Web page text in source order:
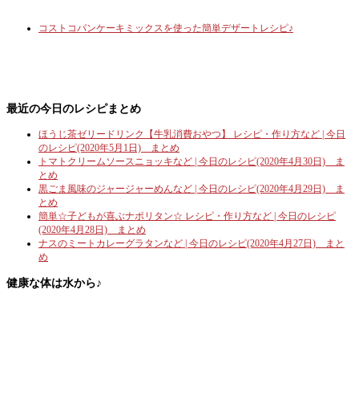
コストコパンケーキミックスを使った簡単デザートレシピ♪
最近の今日のレシピまとめ
ほうじ茶ゼリードリンク【牛乳消費おやつ】 レシピ・作り方など | 今日
のレシピ(2020年5月1日) まとめ
トマトクリームソースニョッキなど | 今日のレシピ(2020年4月30日) ま
とめ
黒ごま風味のジャージャーめんなど | 今日のレシピ(2020年4月29日) ま
とめ
簡単☆子どもが喜ぶナポリタン☆ レシピ・作り方など | 今日のレシピ
(2020年4月28日) まとめ
ナスのミートカレーグラタンなど | 今日のレシピ(2020年4月27日) まと
め
健康な体は水から♪